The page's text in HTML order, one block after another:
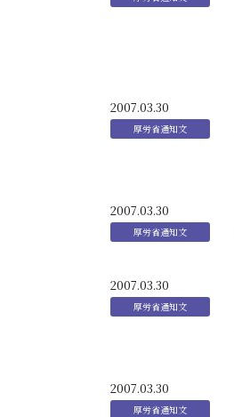
2007.03.30
2007.03.30
2007.03.30
2007.03.30